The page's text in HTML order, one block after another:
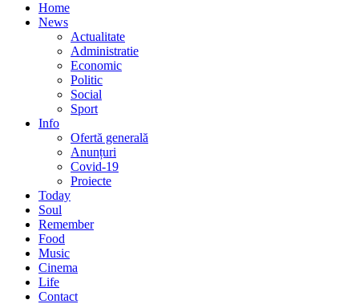
Home
News
Actualitate
Administratie
Economic
Politic
Social
Sport
Info
Ofertă generală
Anunțuri
Covid-19
Proiecte
Today
Soul
Remember
Food
Music
Cinema
Life
Contact